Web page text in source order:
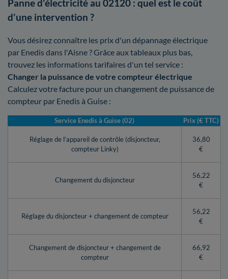
Panne d'électricité au 02120 : quel est le coût
d'une intervention ?
Vous désirez connaître les prix d'un dépannage électrique
par Enedis dans l'Aisne ? Grâce aux tableaux plus bas,
trouvez les informations tarifaires d'un tel service :
Changer la puissance de votre compteur électrique
Calculez votre facture pour un changement de puissance de
compteur par Enedis à Guise :
Service Enedis à Guise (02) Prix (€ TTC)
Réglage de l’appareil de contrôle (disjoncteur,
compteur Linky)
36,80
€
Changement du disjoncteur
56,22
€
Réglage du disjoncteur + changement de compteur
56,22
€
Changement de disjoncteur + changement de
compteur
66,92
€